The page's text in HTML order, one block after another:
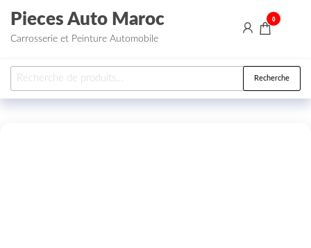
Aller au contenu
Pieces Auto Maroc
Carrosserie et Peinture Automobile
0
Recherche pour : Recherche